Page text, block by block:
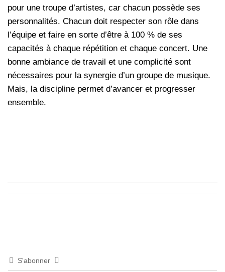
pour une troupe d’artistes, car chacun possède ses
personnalités. Chacun doit respecter son rôle dans
l’équipe et faire en sorte d’être à 100 % de ses
capacités à chaque répétition et chaque concert. Une
bonne ambiance de travail et une complicité sont
nécessaires pour la synergie d’un groupe de musique.
Mais, la discipline permet d’avancer et progresser
ensemble.
S'abonner